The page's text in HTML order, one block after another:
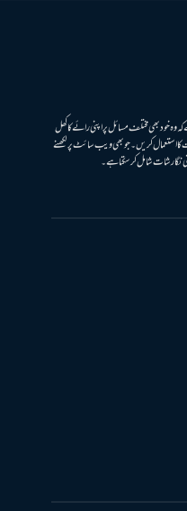
وہ خود بھی مختلف مسائل پر اپنی رائے کا کھل
استعمال کریں۔ جو بھی ویب سائٹ پر لکھنے
نگارشات شامل کرسکتا ہے۔